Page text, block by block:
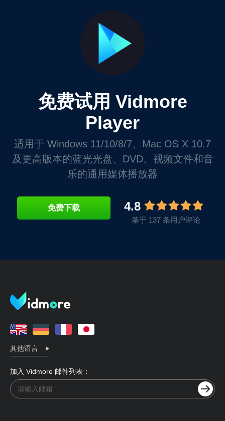
免费试用 Vidmore
Player
适用于 Windows 11/10/8/7、Mac OS X 10.7
及更高版本的蓝光光盘、DVD、视频文件和音
乐的通用媒体播放器
免费下载 4.8
基于 137 条用户评论
其他语言
加入 Vidmore 邮件列表：